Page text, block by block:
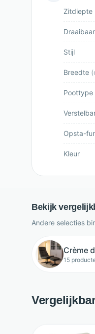
Zitdiepte
Draaibaar
Stijl
Breedte (
Poottype
Opsta-
Kleur
Bekijk
Andere selecties
Crème
15